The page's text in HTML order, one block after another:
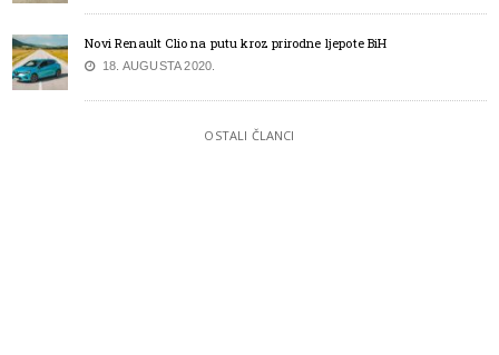
Novi Renault Clio na putu kroz prirodne ljepote BiH
18. AUGUSTA 2020.
OSTALI ČLANCI